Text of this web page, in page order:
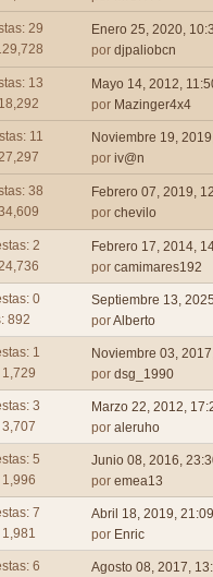
29
Enero 25, 2020,
pordjpaliobcn
13
Mayo 14, 2012,
por Mazinger4x4
11
Noviembre 19,
poriv@n
38
Febrero 07, 2019,
porchevilo
2
Febrero 17, 2014,
porcamimares192
0
892
Septiembre 13,
porAlberto
1
Noviembre 03,
pordsg_1990
3
Marzo 22, 2012,
poraleruho
5
Junio 08, 2016,
poremea13
7
Abril 18, 2019,
por Enric
6
Agosto 08, 2017,